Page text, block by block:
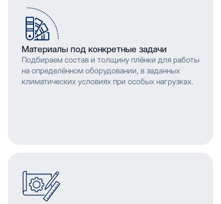
Материалы под конкретные задачи
Подбираем состав и толщину плёнки для работы
на определённом оборудовании, в заданных
климатических условиях при особых нагрузках.